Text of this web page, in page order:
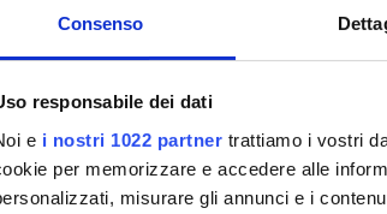
Consenso
responsabile dei dati
e i nostri 1022 partner trattiamo i vostri
per memorizzare e accedere alle
misurare gli annunci e i
Iscriversi
Corsi di laurea